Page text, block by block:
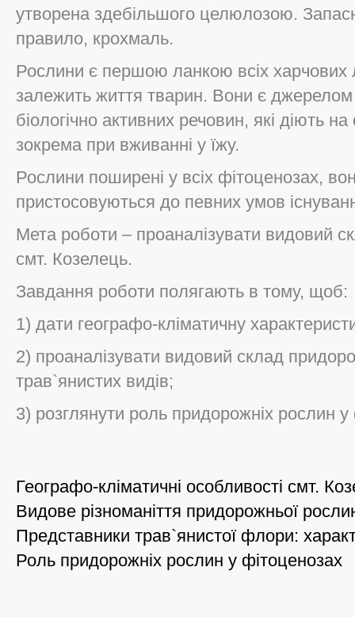
утворена здебільшого целюлозою.
правило, крохмаль.
Рослини є першою ланкою всіх харчових
залежить життя тварин. Вони є
біологічно активних речовин, які діють
зокрема при вживанні у їжу.
Рослини поширені у всіх фітоценозах,
пристосовуються до певних умов
Мета роботи – проаналізувати видовий
смт. Козелець.
Завдання роботи полягають в тому, щоб:
1) дати географо-кліматичну
2) проаналізувати видовий склад
трав`янистих видів;
3) розглянути роль придорожніх рослин у
Географо-кліматичні особливості смт.
Видове різноманіття придорожньої
Представники трав`янистої флори:
Роль придорожніх рослин у фітоценозах